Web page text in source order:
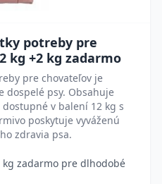
potreby pre
kg +2 kg zadarmo
pre chovateľov je
dospelé psy. Obsahuje
v balení 12 kg s
poskytuje vyváženú
zdravia psa.
kg zadarmo pre dlhodobé